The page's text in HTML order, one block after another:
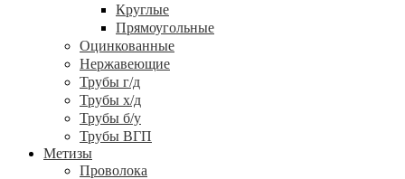
Круглые
Прямоугольные
Оцинкованные
Нержавеющие
Трубы г/д
Трубы х/д
Трубы б/у
Трубы ВГП
Метизы
Проволока